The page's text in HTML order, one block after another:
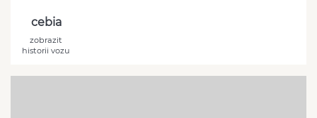
cebia
zobrazit
historii vozu